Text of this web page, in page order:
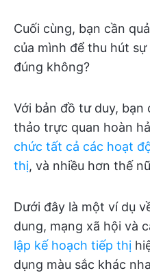
Cuối cùng, bạn cần
của mình để thu hút
đúng không?
Với bản đồ tư duy,
thảo trực quan hoàn
chức tất cả các hoạt
thị, và nhiều hơn thế
Dưới đây là một ví dụ
dung, mạng xã hội và
lập kế hoạch tiếp thị
dụng màu sắc khác